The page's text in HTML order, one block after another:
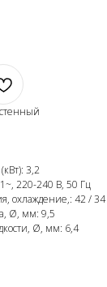
3,2
220-240 В, 50 Гц
охлаждение,: 42 /
Ø, мм: 9,5
Ø, мм: 6,4